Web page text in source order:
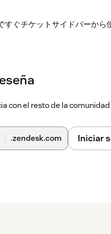
ぐチケットサイドバーから
con el resto de la
.zendesk.com Iniciar